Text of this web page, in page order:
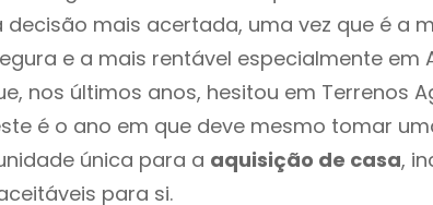
decisão mais acertada, uma vez que é a
e a mais rentável especialmente em
nos últimos anos, hesitou em Terrenos
é o ano em que deve mesmo tomar
única para a aquisição de casa,
para si.